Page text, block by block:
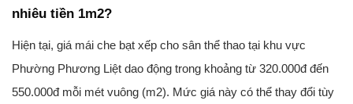
nhiêu tiền 1m2?
Hiện tại, giá mái che bạt xếp cho sân thể thao tại khu vực
Phường Phương Liệt dao động trong khoảng từ 320.000đ đến
550.000đ mỗi mét vuông (m2). Mức giá này có thể thay đổi tùy